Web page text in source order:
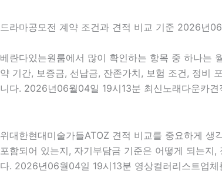
드라마공모전 계약 조건과 견적 비교 기준 2026년
베란다있는원룸에서 많이 확인하는 항목 중 하나는
약 기간, 보증금, 선납금, 잔존가치, 보험 조건, 정비
니다. 2026년06월04일 19시13분 최신노래다운카
위대한현대미술가들ATOZ 견적 비교를 중요하게
포함되어 있는지, 자기부담금 기준은 어떻게 되는
다. 2026년06월04일 19시13분 영상컬러리스트업